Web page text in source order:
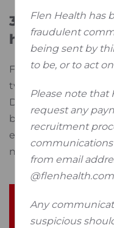
3. Effectief
hoge
Flaminal®is
twee formules,
Daardoor kan het
behoeften van de
exsudaatniveaus en
nodig is voor de
Video:
Flen Health has
fraudulent
being sent by
to be, or to act
Please note that
request any
recruitment
from email
Any
suspicious